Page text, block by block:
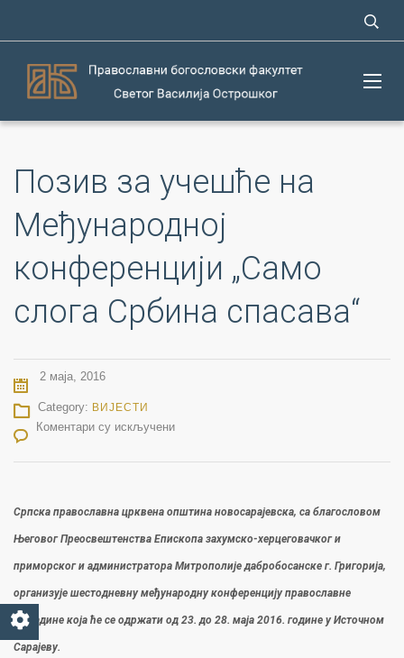
Позив за учешће на
Међународној
конференцији „Само
слога Србина спасава“
2 маја, 2016
Category: ВИЈЕСТИ
Коментари су искљученина Позив за учешће на Међународној конференцији „Само слога Србина спасава“
Српска православна црквена општина новосарајевска, са благословом
Његовог Преосвештенства Епископа захумско-херцеговачког и
приморског и администратора Митрополије дабробосанске г. Григорија,
организује шестодневну међународну конференцију православне
омладине која ће се одржати од 23. до 28. маја 2016. године у Источном
Сарајеву.